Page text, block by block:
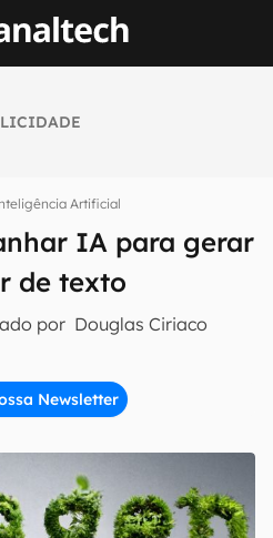
Artificial
IA para gerar
de texto
por Douglas Ciriaco
Newsletter
tecnologia em primeira
do Canaltech.